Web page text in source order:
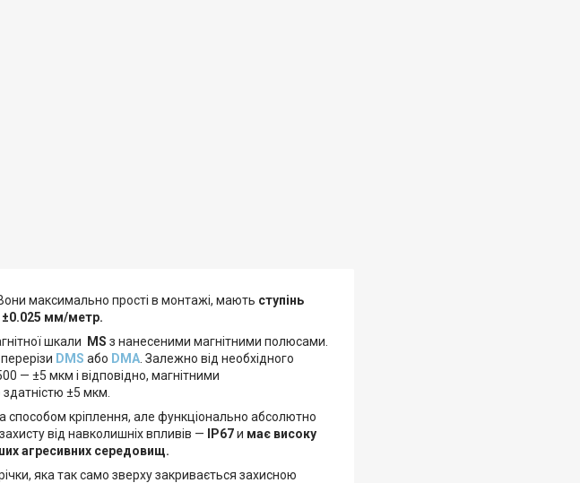
максимально прості в монтажі, мають ступінь
±0.025 мм/метр.
шкали MS з нанесеними магнітними полюсами.
DMS або DMA . Залежно від необхідного
— ±5 мкм і відповідно, магнітними
±5 мкм.
кріплення, але функціонально абсолютно
від навколишніх впливів — IP67и має високу
агресивних середовищ.
яка так само зверху закривається захисною